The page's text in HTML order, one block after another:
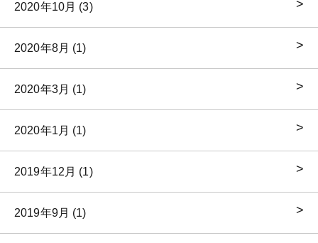
2020年10月 (3)
2020年8月 (1)
2020年3月 (1)
2020年1月 (1)
2019年12月 (1)
2019年9月 (1)